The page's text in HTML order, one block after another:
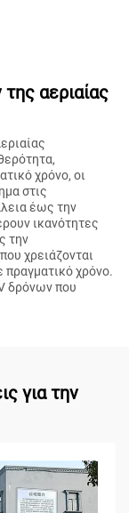
αεριαίας
χρόνο, οι
στις
έως την
ικανότητες
την
χρειάζονται
πραγματικό χρόνο.
δρόνων που
για την